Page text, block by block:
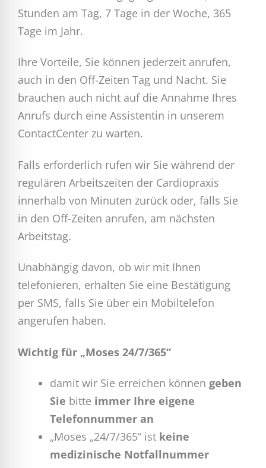
Stunden am Tag, 7 Tage in der Woche, 365
Tage im Jahr.
Ihre Vorteile, Sie können jederzeit anrufen,
auch in den Off-Zeiten Tag und Nacht. Sie
brauchen auch nicht auf die Annahme Ihres
Anrufs durch eine Assistentin in unserem
ContactCenter zu warten.
Falls erforderlich rufen wir Sie während der
regulären Arbeitszeiten der Cardiopraxis
innerhalb von Minuten zurück oder, falls Sie
in den Off-Zeiten anrufen, am nächsten
Arbeitstag.
Unabhängig davon, ob wir mit Ihnen
telefonieren, erhalten Sie eine Bestätigung
per SMS, falls Sie über ein Mobiltelefon
angerufen haben.
Wichtig für „Moses 24/7/365“
damit wir Sie erreichen können geben
Sie bitte immer Ihre eigene
Telefonnummer an
„Moses „24/7/365“ ist keine
medizinische Notfallnummer